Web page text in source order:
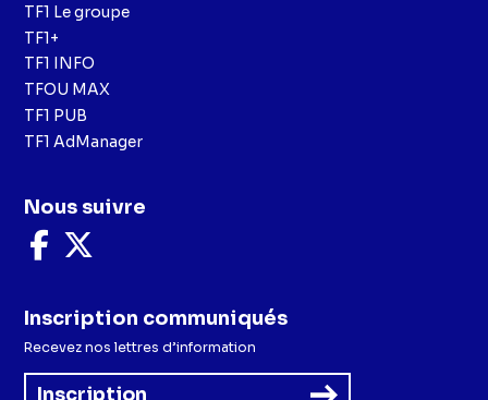
TF1 Le groupe
TF1+
TF1 INFO
TFOU MAX
TF1 PUB
TF1 AdManager
Nous suivre
Nous
suivre
Facebook
X
Inscription communiqués
Recevez nos lettres d’information
Inscription